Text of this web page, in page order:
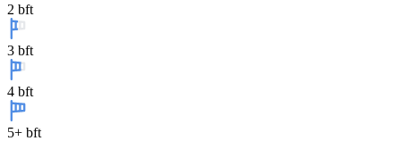
2 bft
3 bft
4 bft
5+ bft